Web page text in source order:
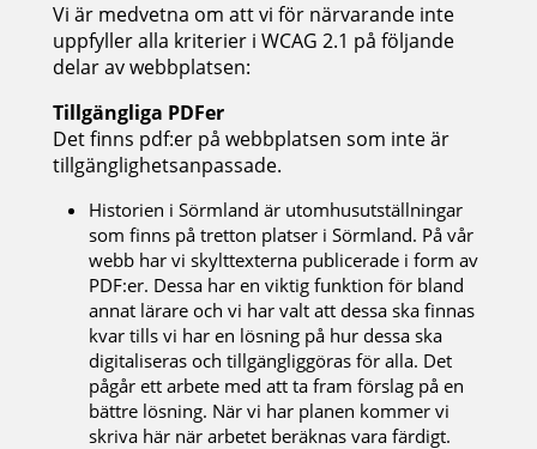
Vi är medvetna om att vi för närvarande inte
uppfyller alla kriterier i WCAG 2.1 på följande
delar av webbplatsen:
Tillgängliga PDFer
Det finns pdf:er på webbplatsen som inte är
tillgänglighetsanpassade.
Historien i Sörmland är utomhusutställningar
som finns på tretton platser i Sörmland. På vår
webb har vi skylttexterna publicerade i form av
PDF:er. Dessa har en viktig funktion för bland
annat lärare och vi har valt att dessa ska finnas
kvar tills vi har en lösning på hur dessa ska
digitaliseras och tillgängliggöras för alla. Det
pågår ett arbete med att ta fram förslag på en
bättre lösning. När vi har planen kommer vi
skriva här när arbetet beräknas vara färdigt.